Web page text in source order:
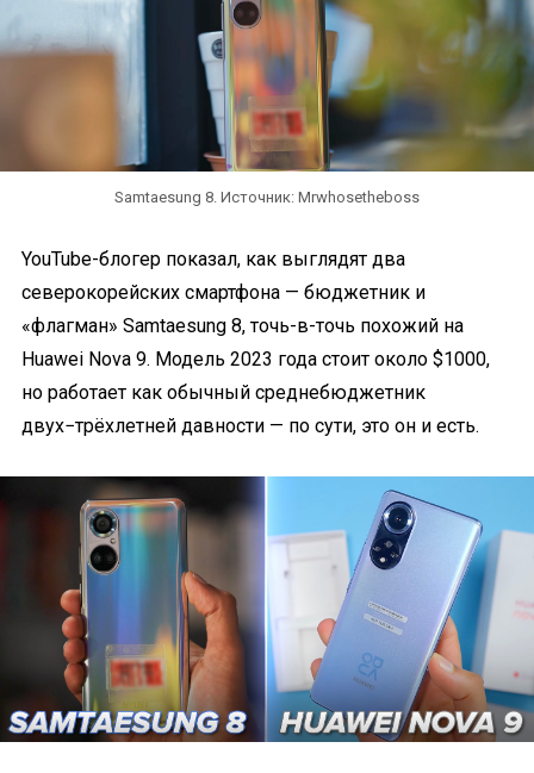
Samtaesung 8. Источник: Mrwhosetheboss
YouTube-блогер показал, как выглядят два
северокорейских смартфона — бюджетник и
«флагман» Samtaesung 8, точь-в-точь похожий на
Huawei Nova 9. Модель 2023 года стоит около $1000,
но работает как обычный среднебюджетник
двух−трёхлетней давности — по сути, это он и есть.